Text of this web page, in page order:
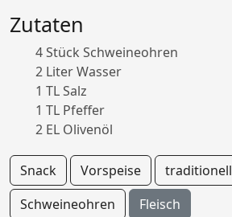
Zutaten
4 Stück Schweineohren
2 Liter Wasser
1 TL Salz
1 TL Pfeffer
2 EL Olivenöl
Snack Vorspeise
traditionell
Schweineohren
Fleisch